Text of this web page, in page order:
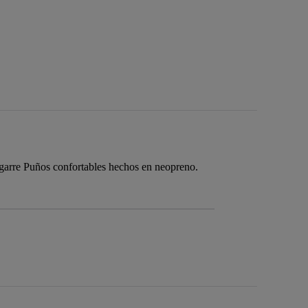
Puños confortables hechos en neopreno.